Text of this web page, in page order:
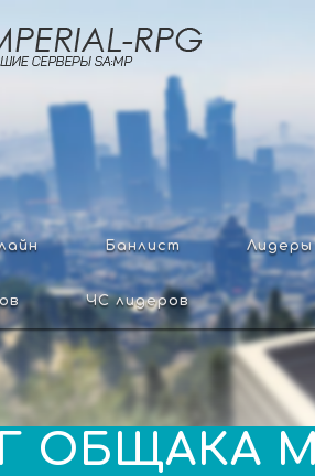
Банлист Лидеры
ЧС лидеров
ОБЩАКА